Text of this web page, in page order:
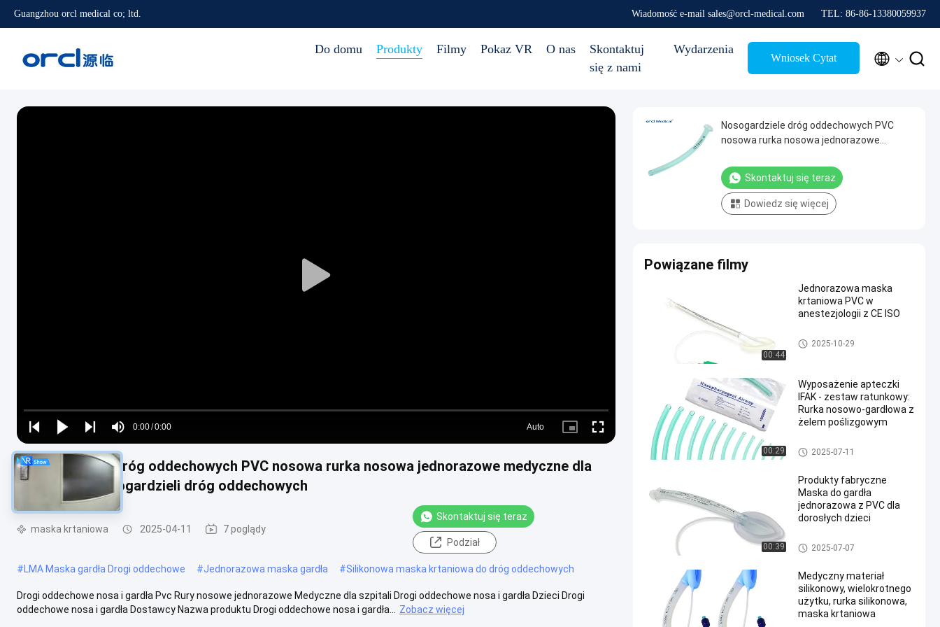
Guangzhou orcl medical co; ltd. Wiadomość e-mail sales@orcl-medical.com TEL: 86-86-13380059937
Do domu Produkty Filmy Pokaz VR O nas
Skontaktuj
się z nami
Wydarzenia
Wniosek Cytat  
Play
Play
Play
Play
Mute
Time
0:00/0:00
Loaded:
0%
Auto
Picture- Fullscreen
Nosogardziele dróg oddechowych PVC nosowa rurka nosowa jednorazowe medyczne dla
szpitalnych nosogardzieli dróg oddechowych
maska ​​krtaniowa 2025-04-11 7 poglądy
Skontaktuj się teraz
Podział
#LMA Maska gardła Drogi oddechowe #Jednorazowa maska gardła #Silikonowa maska ​​krtaniowa do dróg oddechowych
Drogi oddechowe nosa i gardła Pvc Rury nosowe jednorazowe Medyczne dla szpitali Drogi oddechowe nosa i gardła Dzieci Drogi
oddechowe nosa i gardła Dostawcy Nazwa produktu Drogi oddechowe nosa i gardła...
Zobacz więcej
Nosogardziele dróg oddechowych PVC
nosowa rurka nosowa jednorazowe
dróg oddechowych
Skontaktuj się teraz
Dowiedz się więcej
Powiązane filmy
00:44
Jednorazowa maska
krtaniowa PVC w
anestezjologii z CE ISO
maska ​​krtaniowa
2025-10-29
00:29
Wyposażenie apteczki
IFAK - zestaw ratunkowy:
Rurka nosowo-gardłowa z
żelem poślizgowym
maska ​​krtaniowa
2025-07-11
00:39
Produkty fabryczne
Maska do gardła
jednorazowa z PVC dla
dorosłych dzieci
maska ​​krtaniowa
2025-07-07
Medyczny materiał
silikonowy, wielokrotnego
użytku, rurka silikonowa,
maska ​​krtaniowa